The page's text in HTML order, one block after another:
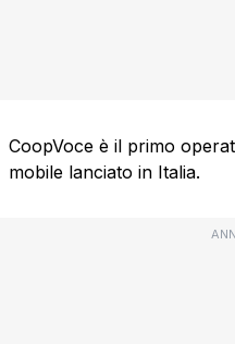
CoopVoce è il primo
mobile lanciato in Italia.